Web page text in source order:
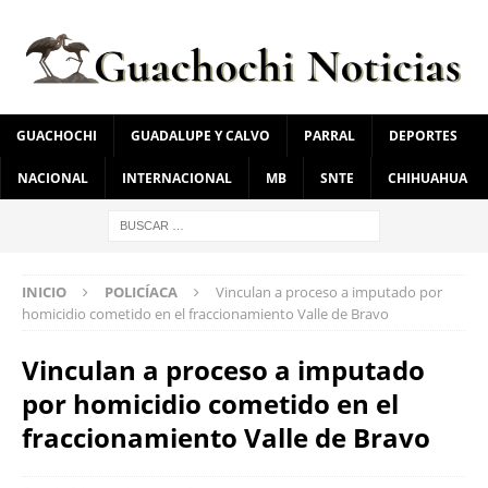
GUACHOCHI GUADALUPE Y CALVO PARRAL DEPORTES
NACIONAL INTERNACIONAL MB SNTE CHIHUAHUA
INICIO POLICÍACA
Vinculan a proceso a imputado por
homicidio cometido en el fraccionamiento Valle de Bravo
Vinculan a proceso a imputado
por homicidio cometido en el
fraccionamiento Valle de Bravo